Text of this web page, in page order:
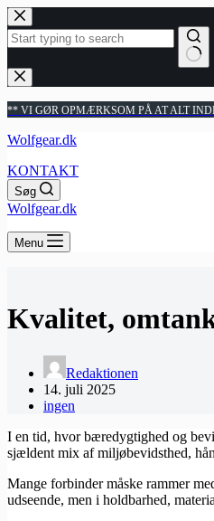
Fortsæt
til
indhold
Ingen
resultater
** VI GØR OPMÆRKSOM PÅ AT ALT
Wolfgear.dk
KONTAKT
Søg
Wolfgear.dk
Menu
Kvalitet,
Redaktionen
14. juli 2025
ingen
I en tid, hvor bæredygtighed og
sjældent mix af miljøbevidsthed,
Mange forbinder måske rammer
udseende, men i holdbarhed,